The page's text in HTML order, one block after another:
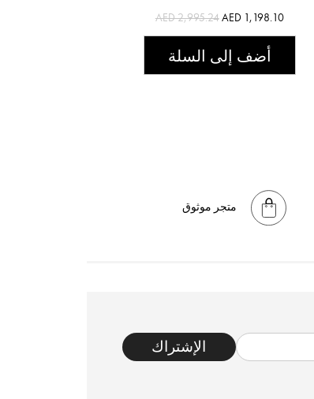
AED 2,995.24AED 1,198.10
أضف إلى السلة